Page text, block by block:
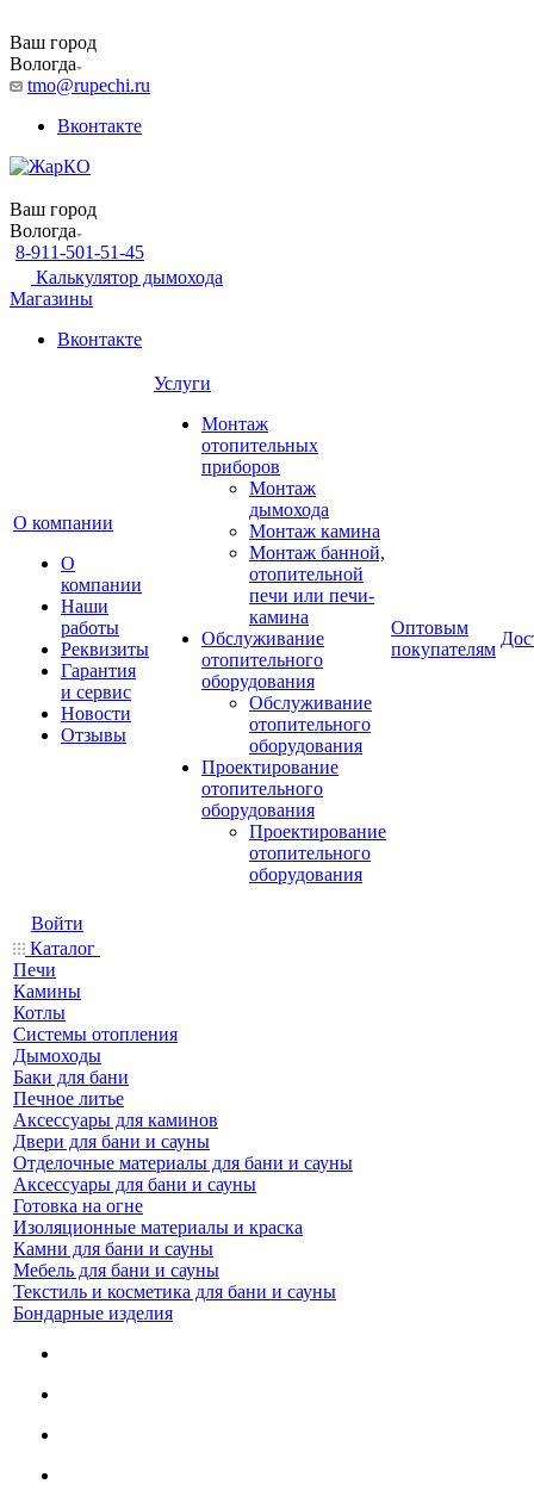
Ваш город
Вологда
tmo@rupechi.ru
Вконтакте
Ваш город
Вологда
8-911-501-51-45
Калькулятор дымохода
Магазины
Вконтакте
О компании
О
компании
Наши
работы
Реквизиты
Гарантия
и сервис
Новости
Отзывы
Услуги
Монтаж
отопительных
приборов
Монтаж
дымохода
Монтаж камина
Монтаж банной,
отопительной
печи или печи-
камина
Обслуживание
отопительного
оборудования
Обслуживание
отопительного
оборудования
Проектирование
отопительного
оборудования
Проектирование
отопительного
оборудования
Оптовым
покупателям
Войти
Каталог
Печи
Камины
Котлы
Системы отопления
Дымоходы
Баки для бани
Печное литье
Аксессуары для каминов
Двери для бани и сауны
Отделочные материалы для бани и сауны
Аксессуары для бани и сауны
Готовка на огне
Изоляционные материалы и краска
Камни для бани и сауны
Мебель для бани и сауны
Текстиль и косметика для бани и сауны
Бондарные изделия